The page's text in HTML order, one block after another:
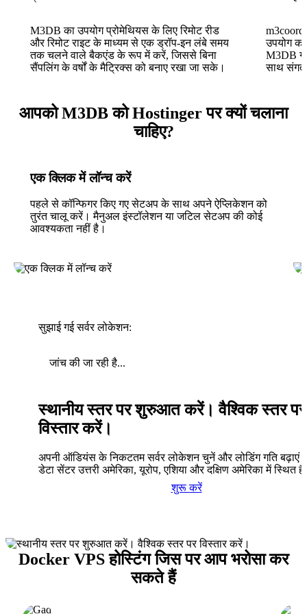
M3DB का उपयोग प्रोमेथियस के लिए रिमोट रीड
और रिमोट राइट के माध्यम से एक ड्रॉप-इन लंबे समय
तक चलने वाले बैकएंड के रूप में करें, जिससे बिना
सैंपलिंग के वर्षों के मैट्रिक्स को बनाए रखा जा सके।
उपयोग
M3DB
साथ संगत
आपको M3DB को Hostinger पर क्यों चलाना
चाहिए?
एक क्लिक में लॉन्च करें
पहले से कॉन्फिगर किए गए सेटअप के साथ अपने ऐप्लिकेशन को
तुरंत चालू करें। मैनुअल इंस्टॉलेशन या जटिल सेटअप की कोई
आवश्यकता नहीं है।
सुझाई गई सर्वर लोकेशन:
जांच की जा रही है...
स्थानीय स्तर पर शुरुआत करें। वैश्विक स्तर पर
विस्तार करें।
अपनी ऑडियंस के निकटतम सर्वर लोकेशन चुनें और लोडिंग गति बढ़ाएं।
डेटा सेंटर उत्तरी अमेरिका, यूरोप, एशिया और दक्षिण अमेरिका में स्थित
शुरू करें
Docker VPS होस्टिंग जिस पर आप भरोसा कर
सकते हैं